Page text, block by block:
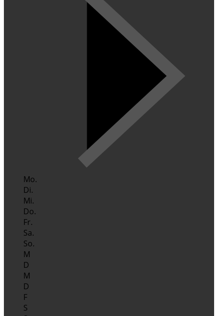
Mo.
Di.
Mi.
Do.
Fr.
Sa.
So.
M
D
M
D
F
S